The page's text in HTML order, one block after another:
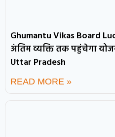
Ghumantu Vikas Board
अंतिम व्यक्ति तक पहुंचेगा
Uttar Pradesh
READ MORE »